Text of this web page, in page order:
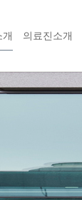
개 의료진소개